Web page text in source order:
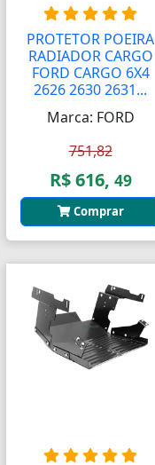
PROTETOR POEIRA
RADIADOR CARGO
FORD CARGO 6X4
2626 2630 2631...
Marca: FORD
751,82
R$ 616, 49
Comprar